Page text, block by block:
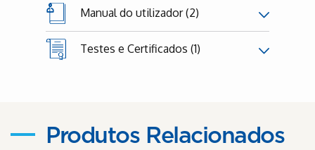
Manual do utilizador (2)
Testes e Certificados (1)
Produtos Relacionados